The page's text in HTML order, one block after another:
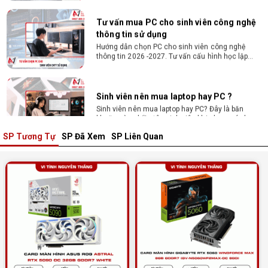
Hướng dẫn chọn PC cho sinh viên công nghệ
thông tin 2026 -2027. Tư vấn cấu hình học lập
trình, chạy Docker, máy ảo, Android Studio tối ưu
chi phí.
khoăn của nhiều tân sinh viên khi chọn máy học
tập. Xem ngay phân tích để chọn thiết bị chuẩn
ngành, hợp túi tiền!
Laptop Sinh Viên 15–20 Triệu 2026: Cấu
Hình Nào Đáng Tiền?
Tìm laptop sinh viên 15–20 triệu phù hợp ngành
học năm 2026? Khám phá cách chọn cấu hình,
RAM, SSD, màn hình và khả năng nâng cấp hợp lý.
Tổng hợp 7 laptop sinh viên dưới 15 triệu
nên mua
Bạn tìm laptop cho sinh viên dưới 15 triệu mượt
mà, bền bỉ? Xem ngay gợi ý các thương hiệu
laptop bền, cấu hình mạnh cho sinh viên sử dụng
4 năm đại học.
SP Tương Tự SP Đã Xem SP Liên Quan